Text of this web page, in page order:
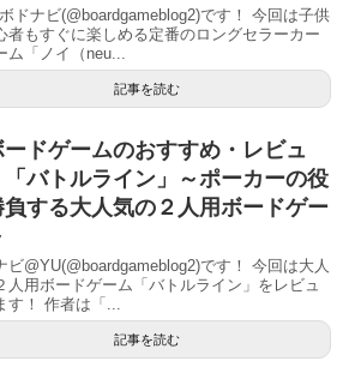
ドナビ(@boardgameblog2)です！ 今回は子供
者もすぐに楽しめる定番のロングセラーカー
ム「ノイ（neu...
記事を読む
ードゲームのおすすめ・レビュ
「バトルライン」～ポーカーの役
負する大人気の２人用ボードゲー
ビ@YU(@boardgameblog2)です！ 今回は大人
人用ボードゲーム「バトルライン」をレビュ
す！ 作者は「...
記事を読む